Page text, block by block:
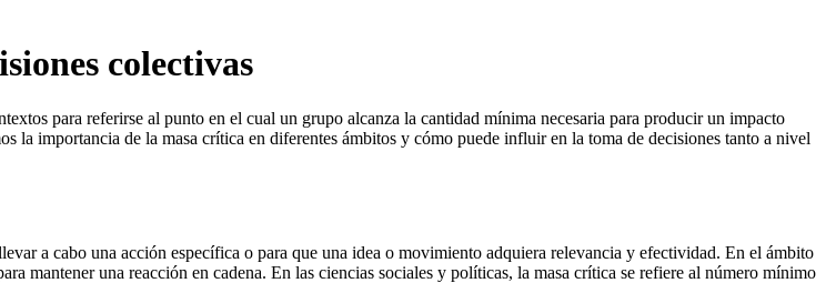
colectivas
para referirse al punto en el cual un grupo alcanza la cantidad mínima necesaria para producir un impacto
la importancia de la masa crítica en diferentes ámbitos y cómo puede influir en la toma de decisiones tanto a nivel
a cabo una acción específica o para que una idea o movimiento adquiera relevancia y efectividad. En el ámbito
mantener una reacción en cadena. En las ciencias sociales y políticas, la masa crítica se refiere al número mínimo